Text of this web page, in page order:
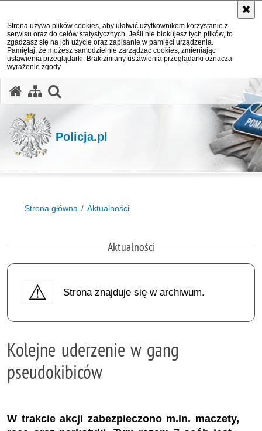
Strona używa plików cookies, aby ułatwić użytkownikom korzystanie z
serwisu oraz do celów statystycznych. Jeśli nie blokujesz tych plików, to
zgadzasz się na ich użycie oraz zapisanie w pamięci urządzenia.
Pamiętaj, że możesz samodzielnie zarządzać cookies, zmieniając
ustawienia przeglądarki. Brak zmiany ustawienia przeglądarki oznacza
wyrażenie zgody.
Policja.pl
Strona główna Aktualności
Aktualności
Strona znajduje się w archiwum.
Kolejne uderzenie w gang
pseudokibiców
W trakcie akcji zabezpieczono m.in. maczety,